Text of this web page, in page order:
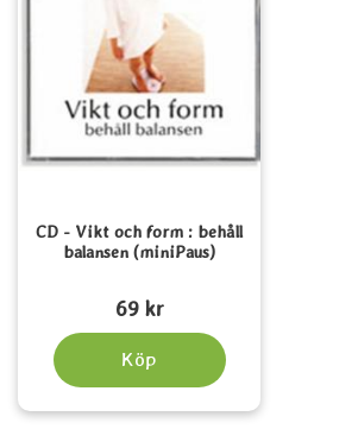
CD - Vikt och form : behåll
balansen (miniPaus)
69 kr
Köp